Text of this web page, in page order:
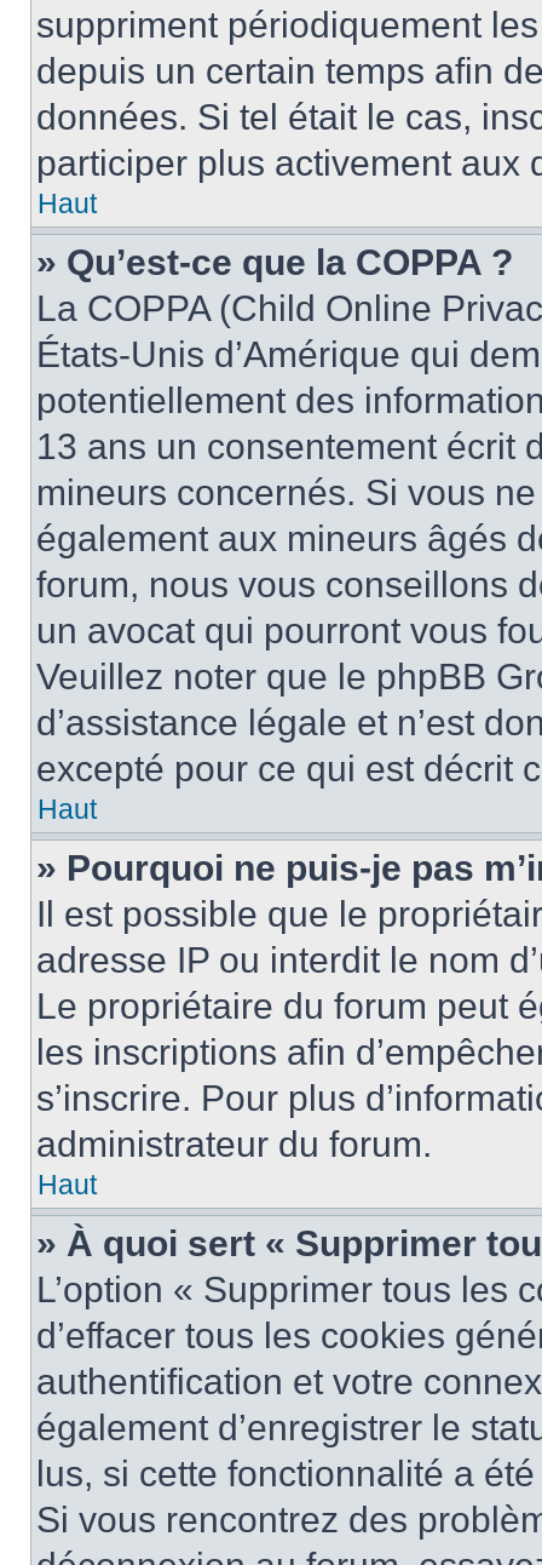
suppriment périodiquement
depuis un certain temps afin
données. Si tel était le cas,
participer plus activement aux
Haut
» Qu’est-ce que la COPPA ?
La COPPA (Child Online
États-Unis d’Amérique qui
potentiellement des
13 ans un consentement écrit
mineurs concernés. Si vous
également aux mineurs âgés
forum, nous vous conseillons
un avocat qui pourront vous
Veuillez noter que le phpBB
d’assistance légale et n’est
excepté pour ce qui est décrit
Haut
» Pourquoi ne puis-je pas
Il est possible que le
adresse IP ou interdit le nom
Le propriétaire du forum peut
les inscriptions afin
s’inscrire. Pour plus
administrateur du forum.
Haut
» À quoi sert « Supprimer
L’option « Supprimer tous les
d’effacer tous les cookies
authentification et votre
également d’enregistrer le
lus, si cette fonctionnalité a
Si vous rencontrez des